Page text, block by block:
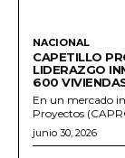
NACIONAL
CAPETILLO
LIDERAZGO
600
En un mercado
Proyectos
junio 30, 2026